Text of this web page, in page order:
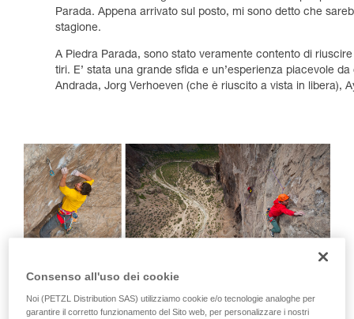
Parada. Appena arrivato sul posto, mi sono detto che
stagione.
A Piedra Parada, sono stato veramente contento di
tiri. E’ stata una grande sfida e un’esperienza piacevole
Andrada, Jorg Verhoeven (che è riuscito a vista in libera),
Consenso all'uso dei cookie
Noi (PETZL Distribution SAS) utilizziamo cookie e/o tecnologie analoghe per
garantire il corretto funzionamento del Sito web, per personalizzare i nostri